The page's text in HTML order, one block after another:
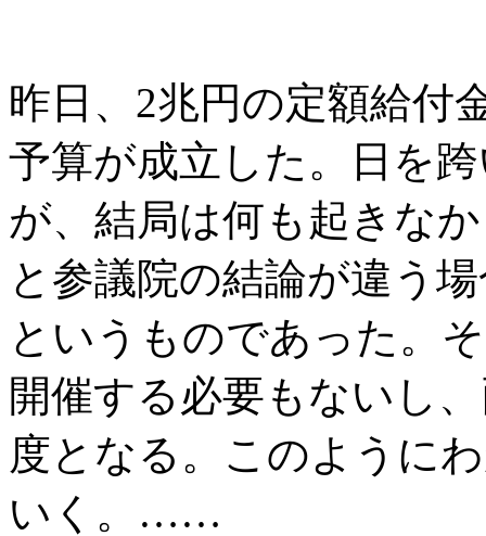
昨日、2兆円の定額給付
予算が成立した。日を
が、結局は何も起きな
と参議院の結論が違う
というものであった。
開催する必要もないし
度となる。このように
いく。……